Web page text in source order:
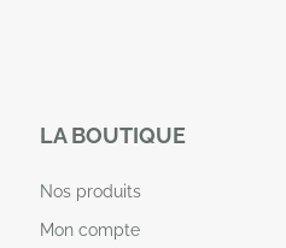
LA BOUTIQUE
Nos produits
Mon compte